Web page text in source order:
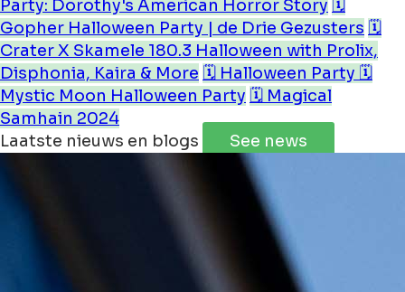
Party: Dorothy's American Horror Story 🗓️
Gopher Halloween Party | de Drie Gezusters 🗓️
Crater X Skamele 180.3 Halloween with Prolix,
Disphonia, Kaira & More 🗓️ Halloween Party 🗓️
Mystic Moon Halloween Party 🗓️ Magical
Samhain 2024
Laatste nieuws en blogs
See news